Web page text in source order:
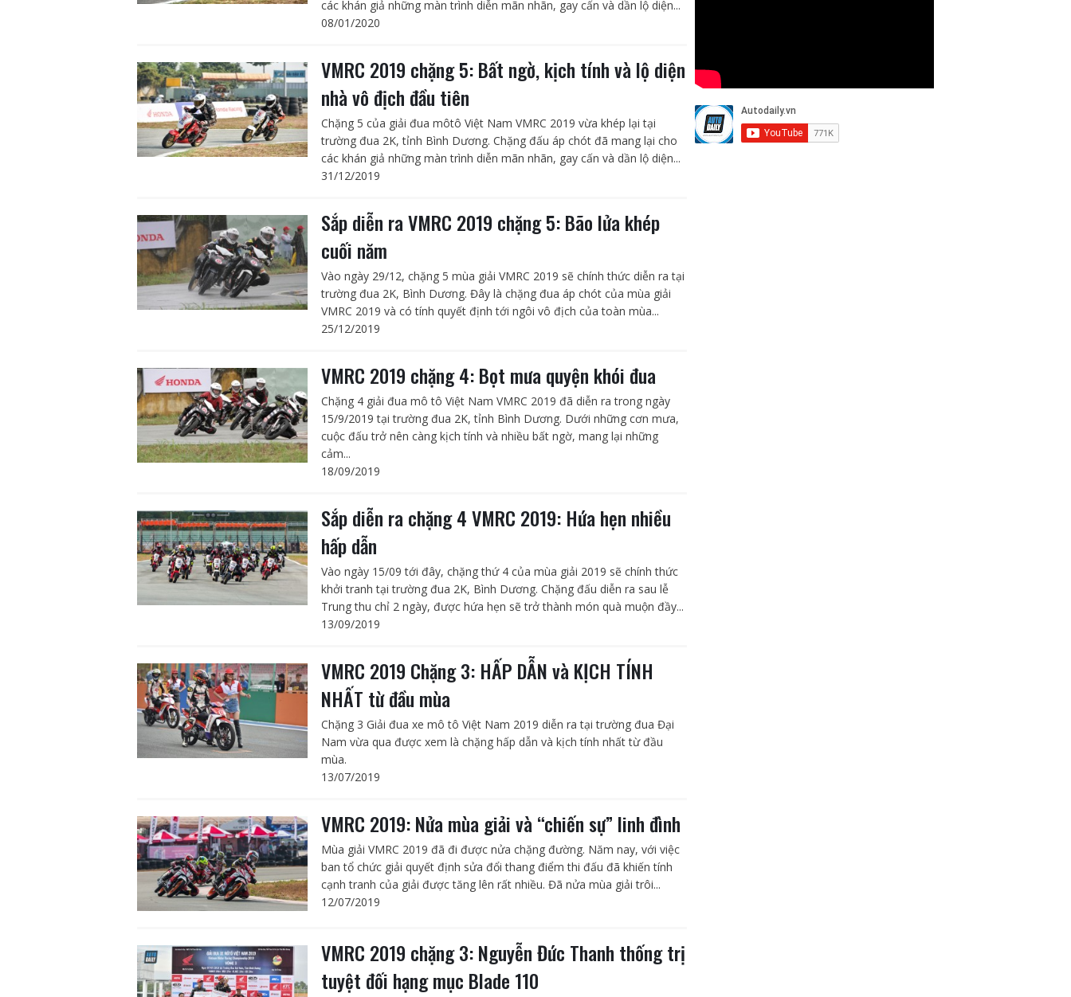
các khán giả những màn trình diễn mãn nhãn, gay cấn và dần lộ diện...
08/01/2020
VMRC 2019 chặng 5: Bất ngờ, kịch tính và lộ diện
nhà vô địch đầu tiên
Chặng 5 của giải đua môtô Việt Nam VMRC 2019 vừa khép lại tại
trường đua 2K, tỉnh Bình Dương. Chặng đấu áp chót đã mang lại cho
các khán giả những màn trình diễn mãn nhãn, gay cấn và dần lộ diện...
31/12/2019
Sắp diễn ra VMRC 2019 chặng 5: Bão lửa khép
cuối năm
Vào ngày 29/12, chặng 5 mùa giải VMRC 2019 sẽ chính thức diễn ra tại
trường đua 2K, Bình Dương. Đây là chặng đua áp chót của mùa giải
VMRC 2019 và có tính quyết định tới ngôi vô địch của toàn mùa...
25/12/2019
VMRC 2019 chặng 4: Bọt mưa quyện khói đua
Chặng 4 giải đua mô tô Việt Nam VMRC 2019 đã diễn ra trong ngày
15/9/2019 tại trường đua 2K, tỉnh Bình Dương. Dưới những cơn mưa,
cuộc đấu trở nên càng kịch tính và nhiều bất ngờ, mang lại những
cảm...
18/09/2019
Sắp diễn ra chặng 4 VMRC 2019: Hứa hẹn nhiều
hấp dẫn
Vào ngày 15/09 tới đây, chặng thứ 4 của mùa giải 2019 sẽ chính thức
khởi tranh tại trường đua 2K, Bình Dương. Chặng đấu diễn ra sau lễ
Trung thu chỉ 2 ngày, được hứa hẹn sẽ trở thành món quà muộn đầy...
13/09/2019
VMRC 2019 Chặng 3: HẤP DẪN và KỊCH TÍNH
NHẤT từ đầu mùa
Chặng 3 Giải đua xe mô tô Việt Nam 2019 diễn ra tại trường đua Đại
Nam vừa qua được xem là chặng hấp dẫn và kịch tính nhất từ đầu
mùa.
13/07/2019
VMRC 2019: Nửa mùa giải và “chiến sự” linh đình
Mùa giải VMRC 2019 đã đi được nửa chặng đường. Năm nay, với việc
ban tổ chức giải quyết định sửa đổi thang điểm thi đấu đã khiến tính
cạnh tranh của giải được tăng lên rất nhiều. Đã nửa mùa giải trôi...
12/07/2019
VMRC 2019 chặng 3: Nguyễn Đức Thanh thống trị
tuyệt đối hạng mục Blade 110